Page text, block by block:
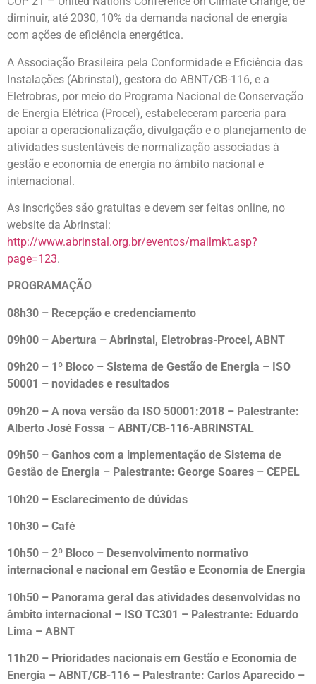
diminuir, até 2030, 10% da demanda nacional de energia
com ações de eficiência energética.
A Associação Brasileira pela Conformidade e Eficiência das
Instalações (Abrinstal), gestora do ABNT/CB-116, e a
Eletrobras, por meio do Programa Nacional de Conservação
de Energia Elétrica (Procel), estabeleceram parceria para
apoiar a operacionalização, divulgação e o planejamento de
atividades sustentáveis de normalização associadas à
gestão e economia de energia no âmbito nacional e
internacional.
As inscrições são gratuitas e devem ser feitas online, no
website da Abrinstal:
http://www.abrinstal.org.br/eventos/mailmkt.asp?
page=123.
PROGRAMAÇÃO
08h30 – Recepção e credenciamento
09h00 – Abertura – Abrinstal, Eletrobras-Procel, ABNT
09h20 – 1º Bloco – Sistema de Gestão de Energia – ISO
50001 – novidades e resultados
09h20 – A nova versão da ISO 50001:2018 – Palestrante:
Alberto José Fossa – ABNT/CB-116-ABRINSTAL
09h50 – Ganhos com a implementação de Sistema de
Gestão de Energia – Palestrante: George Soares – CEPEL
10h20 – Esclarecimento de dúvidas
10h30 – Café
10h50 – 2º Bloco – Desenvolvimento normativo
internacional e nacional em Gestão e Economia de Energia
10h50 – Panorama geral das atividades desenvolvidas no
âmbito internacional – ISO TC301 – Palestrante: Eduardo
Lima – ABNT
11h20 – Prioridades nacionais em Gestão e Economia de
Energia – ABNT/CB-116 – Palestrante: Carlos Aparecido –